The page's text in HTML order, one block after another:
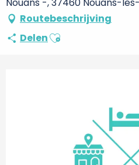
Routebeschrijving
DelenAjouter aux favoris